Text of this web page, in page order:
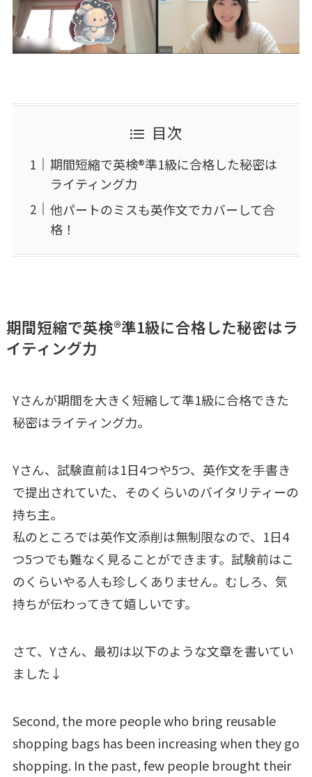
目次
期間短縮で英検®準1級に合格した秘密は
ライティング力
他パートのミスも英作文でカバーして合
格！
期間短縮で英検®準1級に合格した秘密はラ
イティング力
Yさんが期間を大きく短縮して準1級に合格できた
秘密はライティング力。
Yさん、試験直前は1日4つや5つ、英作文を手書き
で提出されていた、そのくらいのバイタリティーの
持ち主。
私のところでは英作文添削は無制限なので、1日4
つ5つでも難なく見ることができます。試験前はこ
のくらいやる人も珍しくありません。むしろ、気
持ちが伝わってきて嬉しいです。
さて、Yさん、最初は以下のような文章を書いてい
ました↓
Second, the more people who bring reusable
shopping bags has been increasing when they go
shopping. In the past, few people brought their